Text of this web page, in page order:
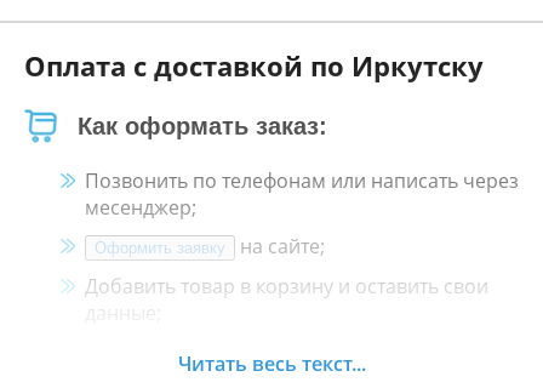
Оплата с доставкой по Иркутску
Как оформать заказ:
Позвонить по телефонам или написать через
месенджер;
Оформить заявку
на сайте;
Добавить товар в корзину и оставить свои
данные;
Менеджер свяжется с Вами в течение 30
Читать весь текст...